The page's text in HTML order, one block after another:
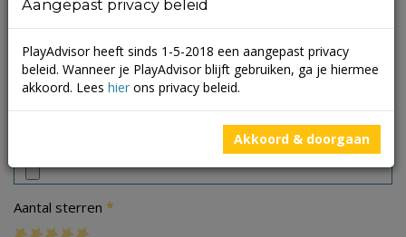
Aantal sterren *
Aangepast privacy beleid
PlayAdvisor heeft sinds 1-5-2018 een aangepast privacy
beleid. Wanneer je PlayAdvisor blijft gebruiken, ga je hiermee
akkoord. Lees hier ons privacy beleid.
Akkoord & doorgaan